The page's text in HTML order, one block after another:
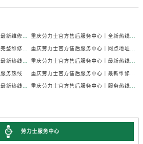
劳力士服务中心